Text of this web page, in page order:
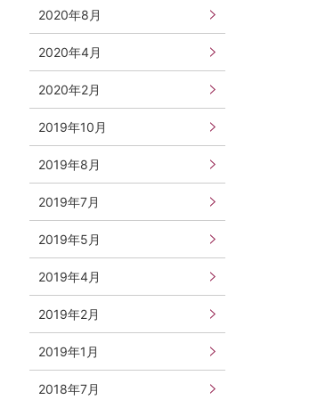
2020年8月
2020年4月
2020年2月
2019年10月
2019年8月
2019年7月
2019年5月
2019年4月
2019年2月
2019年1月
2018年7月